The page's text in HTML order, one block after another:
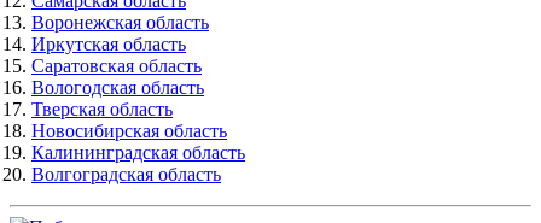
Воронежская область
Иркутская область
Саратовская область
Вологодская область
Тверская область
Новосибирская область
Калининградская область
Волгоградская область